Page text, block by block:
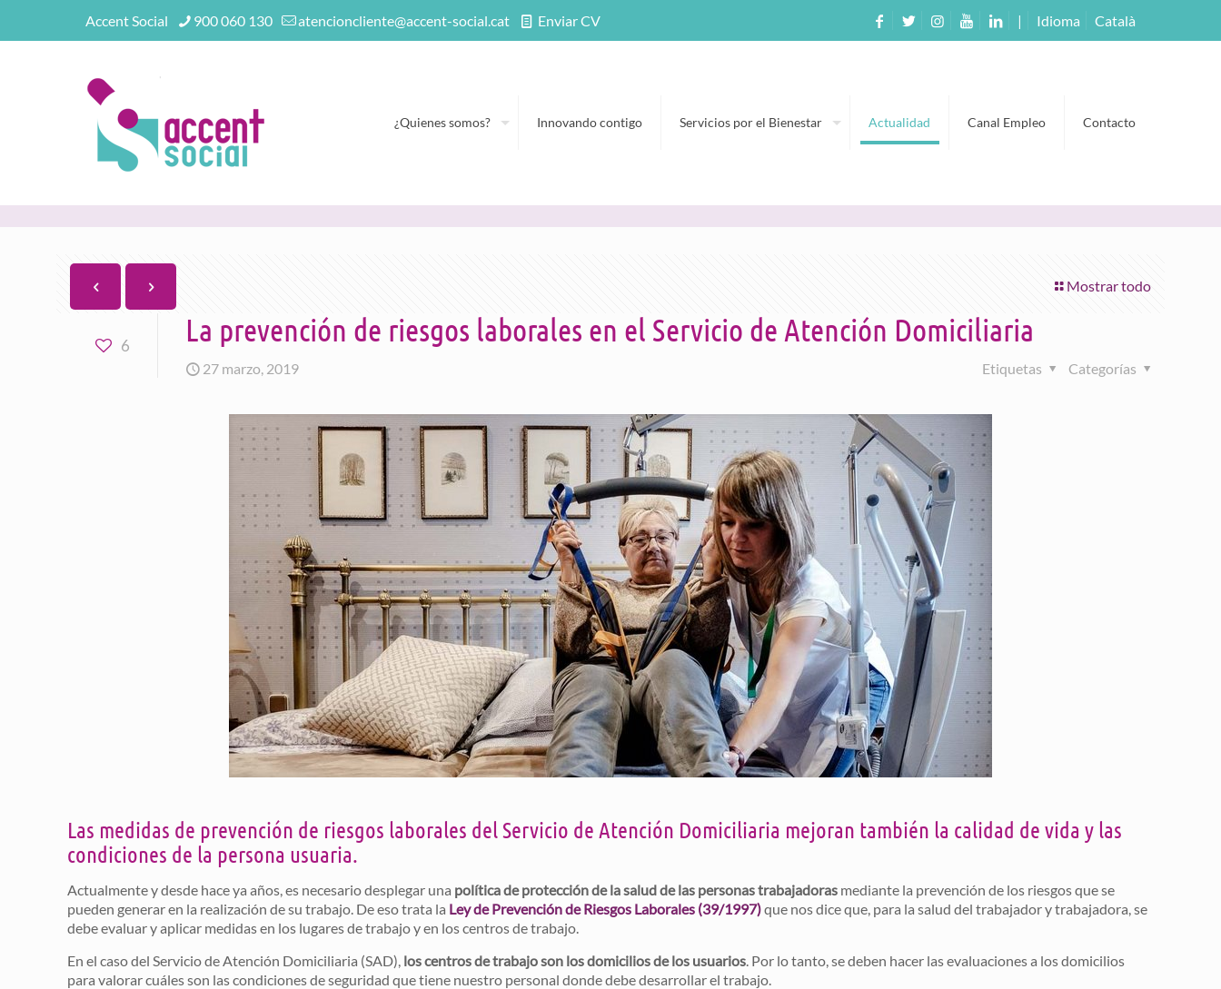
Accent Social 900 060 130 atencioncliente@accent-social.cat Enviar CV | Idioma Català
¿Quienes somos? Innovando contigo Servicios por el Bienestar Actualidad Canal Empleo Contacto
Mostrar todo
6 La prevención de riesgos laborales en el Servicio de Atención Domiciliaria
27 marzo, 2019 Categorías
Etiquetas
Las medidas de prevención de riesgos laborales del Servicio de Atención Domiciliaria mejoran también la calidad de vida y las
condiciones de la persona usuaria.
Actualmente y desde hace ya años, es necesario desplegar una política de protección de la salud de las personas trabajadoras mediante la prevención de los riesgos que se
pueden generar en la realización de su trabajo. De eso trata la Ley de Prevención de Riesgos Laborales (39/1997)que nos dice que, para la salud del trabajador y trabajadora, se
debe evaluar y aplicar medidas en los lugares de trabajo y en los centros de trabajo.
En el caso del Servicio de Atención Domiciliaria (SAD), los centros de trabajo son los domicilios de los usuarios. Por lo tanto, se deben hacer las evaluaciones a los domicilios
para valorar cuáles son las condiciones de seguridad que tiene nuestro personal donde debe desarrollar el trabajo.